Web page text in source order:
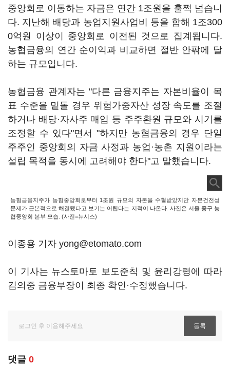
중앙회로 이동하는 자금은 연간 1조원을 훌쩍 넘습니
다. 지난해 배당과 농업지원사업비 등을 합해 1조300
0억원 이상이 중앙회로 이전된 것으로 집계됩니다.
농협금융의 연간 순이익과 비교하면 절반 안팎에 달
하는 규모입니다.
농협금융 관계자는 "다른 금융지주는 자본비율이 목
표 수준을 밑돌 경우 위험가중자산 성장 속도를 조절
하거나 배당·자사주 매입 등 주주환원 규모와 시기를
조정할 수 있다"면서 "하지만 농협금융의 경우 단일
주주인 중앙회의 자금 사정과 농업·농촌 지원이라는
설립 목적을 동시에 고려해야 한다"고 말했습니다.
농협금융지주가 농협중앙회로부터 1조원 규모의 자본을 수혈받았지만 자본건전성
문제가 근본적으로 해결됐다고 보기는 어렵다는 지적이 나온다. 사진은 서울 중구 농
협중앙회 본부 모습. (사진=뉴시스)
이종용 기자 yong@etomato.com
이 기사는 뉴스토마토 보도준칙 및 윤리강령에 따라
김의중 금융부장이 최종 확인·수정했습니다.
댓글 0